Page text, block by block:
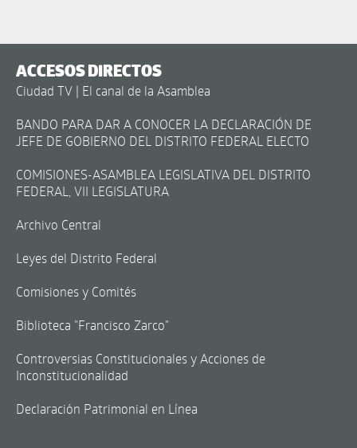
ACCESOS DIRECTOS
Ciudad TV | El canal de la Asamblea
BANDO PARA DAR A CONOCER LA DECLARACIÓN DE
JEFE DE GOBIERNO DEL DISTRITO FEDERAL ELECTO
COMISIONES-ASAMBLEA LEGISLATIVA DEL DISTRITO
FEDERAL, VII LEGISLATURA
Archivo Central
Leyes del Distrito Federal
Comisiones y Comités
Biblioteca "Francisco Zarco"
Controversias Constitucionales y Acciones de
Inconstitucionalidad
Declaración Patrimonial en Línea